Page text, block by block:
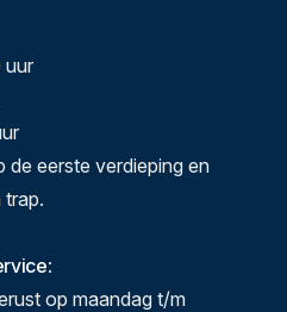
uur
de eerste verdieping en
trap.
:
op maandag t/m